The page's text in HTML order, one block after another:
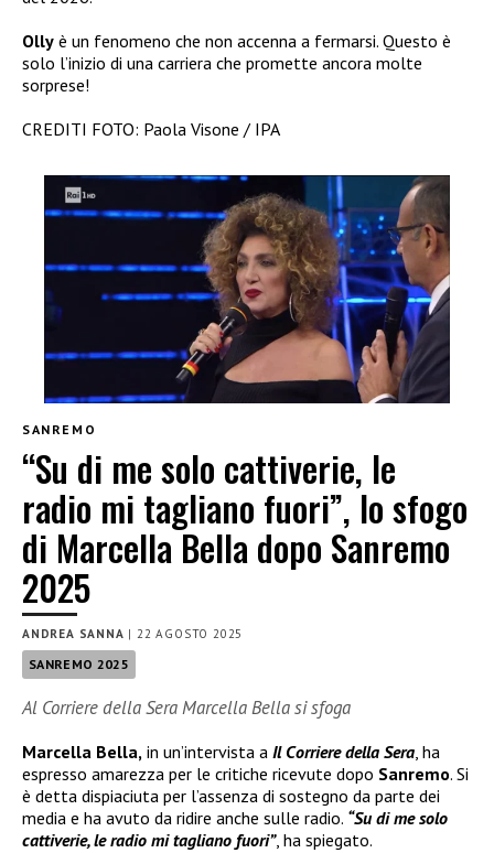
Olly è un fenomeno che non accenna a fermarsi. Questo è
solo l’inizio di una carriera che promette ancora molte
sorprese!
CREDITI FOTO: Paola Visone / IPA
SANREMO
“Su di me solo cattiverie, le
radio mi tagliano fuori”, lo sfogo
di Marcella Bella dopo Sanremo
2025
ANDREA SANNA | 22 AGOSTO 2025
SANREMO 2025
Al Corriere della Sera Marcella Bella si sfoga
Marcella Bella, in un’intervista a Il Corriere della Sera, ha
espresso amarezza per le critiche ricevute dopo Sanremo. Si
è detta dispiaciuta per l’assenza di sostegno da parte dei
media e ha avuto da ridire anche sulle radio. “Su di me solo
cattiverie, le radio mi tagliano fuori”, ha spiegato.